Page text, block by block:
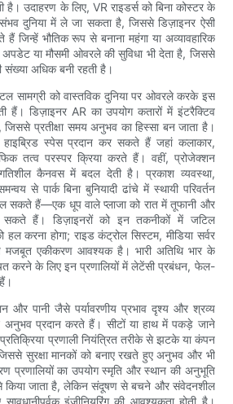
है। उदाहरण के लिए, VR राइडर्स को बिना कोस्टर के
दुनिया में ले जा सकता है, जिससे डिज़ाइनर ऐसी
जिन्हें भौतिक रूप से बनाना महंगा या अव्यावहारिक
अपडेट या मौसमी ओवरले की सुविधा भी देता है, जिससे
संख्या अधिक बनी रहती है।
सामग्री को वास्तविक दुनिया पर ओवरले करके इस
हैं। डिज़ाइनर AR का उपयोग कतारों में इंटरैक्टिव
प्रतीक्षा समय अनुभव का हिस्सा बन जाता है।
हाइब्रिड स्पेस प्रदान कर सकते हैं जहां कलाकार,
तत्व परस्पर क्रिया करते हैं। वहीं, प्रोजेक्शन
कैनवस में बदल देती है। प्रकाश व्यवस्था,
से पार्क बिना बुनियादी ढांचे में स्थायी परिवर्तन
सकते हैं—एक धूप वाले प्लाजा को रात में तूफानी और
सकते हैं। डिज़ाइनरों को इन तकनीकों में जटिल
करना होगा; राइड कंट्रोल सिस्टम, मीडिया सर्वर
मजबूत एकीकरण आवश्यक है। भारी अतिथि भार के
करने के लिए इन प्रणालियों में लेटेंसी प्रबंधन, फेल-
और पानी जैसे पर्यावरणीय प्रभाव दृश्य और श्रव्य
प्रदान करते हैं। सीटों या हाथ में पकड़े जाने
प्रणाली नियंत्रित तरीके से झटके या कंपन
सुरक्षा मानकों को बनाए रखते हुए अनुभव और भी
प्रणालियों का उपयोग स्मृति और स्थान की अनुभूति
किया जाता है, लेकिन संदूषण से बचने और संवेदनशील